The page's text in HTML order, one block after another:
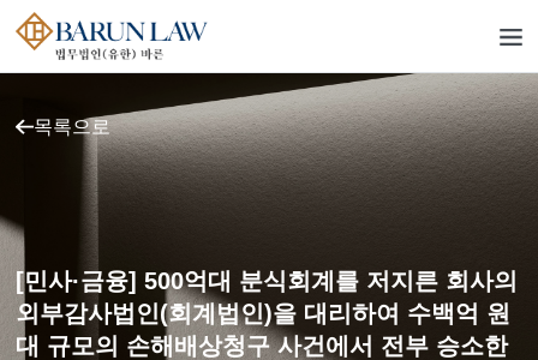
목록으로
[민사·금융] 500억대 분식회계를 저지른 회사의
외부감사법인(회계법인)을 대리하여 수백억 원
대 규모의 손해배상청구 사건에서 전부 승소한